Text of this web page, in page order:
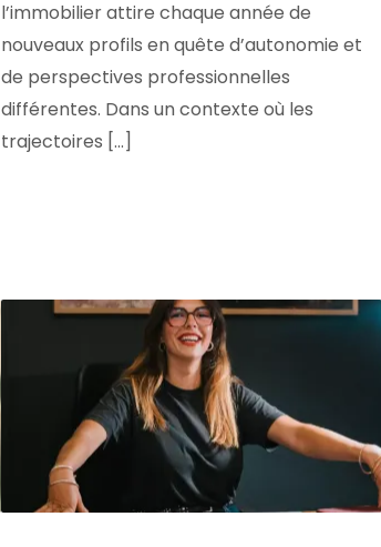
l’immobilier attire chaque année de
nouveaux profils en quête d’autonomie et
de perspectives professionnelles
différentes. Dans un contexte où les
trajectoires [...]